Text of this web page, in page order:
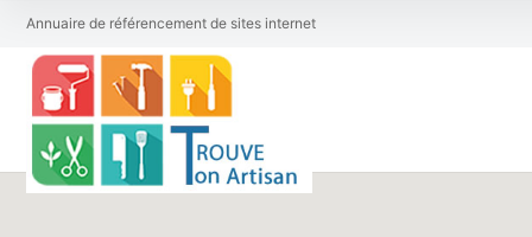
Annuaire de référencement de sites internet